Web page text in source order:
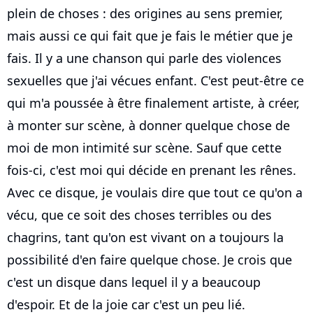
plein de choses : des origines au sens premier,
mais aussi ce qui fait que je fais le métier que je
fais. Il y a une chanson qui parle des violences
sexuelles que j'ai vécues enfant. C'est peut-être ce
qui m'a poussée à être finalement artiste, à créer,
à monter sur scène, à donner quelque chose de
moi de mon intimité sur scène. Sauf que cette
fois-ci, c'est moi qui décide en prenant les rênes.
Avec ce disque, je voulais dire que tout ce qu'on a
vécu, que ce soit des choses terribles ou des
chagrins, tant qu'on est vivant on a toujours la
possibilité d'en faire quelque chose. Je crois que
c'est un disque dans lequel il y a beaucoup
d'espoir. Et de la joie car c'est un peu lié.